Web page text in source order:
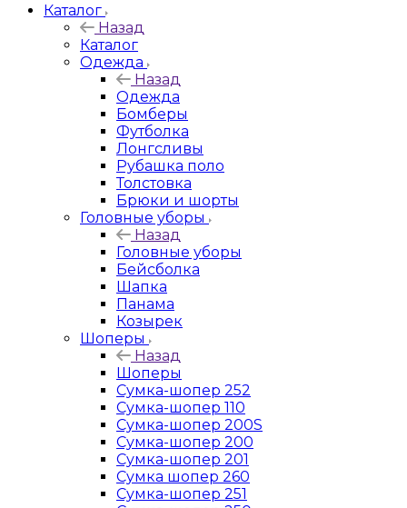
Каталог
Назад
Каталог
Одежда
Назад
Одежда
Бомберы
Футболка
Лонгсливы
Рубашка поло
Толстовка
Брюки и шорты
Головные уборы
Назад
Головные уборы
Бейсболка
Шапка
Панама
Козырек
Шоперы
Назад
Шоперы
Сумка-шопер 252
Сумка-шопер 110
Сумка-шопер 200S
Сумка-шопер 200
Сумка-шопер 201
Сумка шопер 260
Сумка-шопер 251